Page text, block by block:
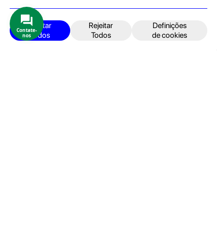
Aceitar
Todos
Rejeitar
Todos
Definições
de cookies
Produtos e Serviços
iPhone
iPad
Contate-
nos